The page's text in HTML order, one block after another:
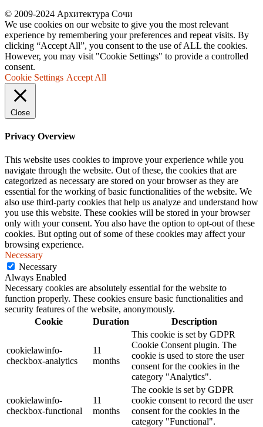
© 2009-2024 Архитектура Сочи
We use cookies on our website to give you the most relevant
experience by remembering your preferences and repeat visits. By
clicking “Accept All”, you consent to the use of ALL the cookies.
However, you may visit "Cookie Settings" to provide a controlled
consent.
Cookie Settings Accept All
Close
Privacy Overview
This website uses cookies to improve your experience while you
navigate through the website. Out of these, the cookies that are
categorized as necessary are stored on your browser as they are
essential for the working of basic functionalities of the website. We
also use third-party cookies that help us analyze and understand how
you use this website. These cookies will be stored in your browser
only with your consent. You also have the option to opt-out of these
cookies. But opting out of some of these cookies may affect your
browsing experience.
Necessary
Necessary
Always Enabled
Necessary cookies are absolutely essential for the website to
function properly. These cookies ensure basic functionalities and
security features of the website, anonymously.
Cookie
Duration Description
cookielawinfo-
checkbox-analytics
11
months
This cookie is set by GDPR
Cookie Consent plugin. The
cookie is used to store the user
consent for the cookies in the
category "Analytics".
cookielawinfo-
checkbox-functional
11
months
The cookie is set by GDPR
cookie consent to record the user
consent for the cookies in the
category "Functional".